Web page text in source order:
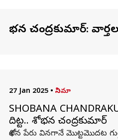
శోభన చంద్రకుమార్‌:
27 Jan 2025 • సినిమా
SHOBANA
దిట్ట.. శోభన చంద్రకుమార్‌
శోభన పేరు వినగానే మొట్టమొదట